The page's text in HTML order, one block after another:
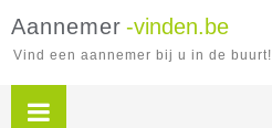
Aannemer -vinden.be
Vind een aannemer bij u in de buurt!